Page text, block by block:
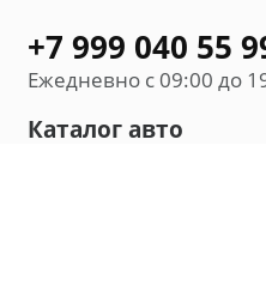
+7 999 040 55
Ежедневно с 09:00 до
Каталог авто